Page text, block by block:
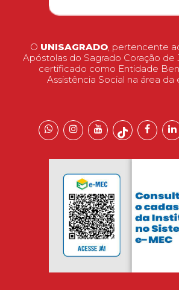
O UNISAGRADO, pertencente
Apóstolas do Sagrado Coração de
certificado como Entidade
Assistência Social na área da